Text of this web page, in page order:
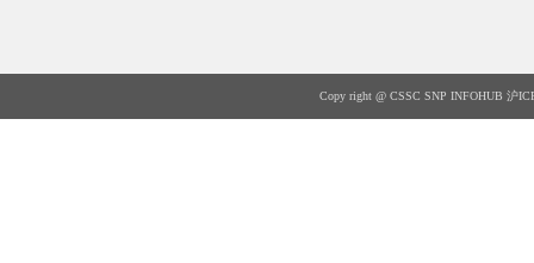
Copy right @ CSSC SNP INFOHUB 沪